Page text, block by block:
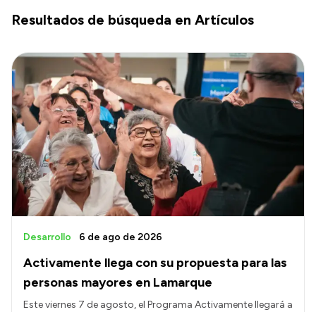
Función
Autoridades
Abogados de Judiciales y Control de Legalidad
Delegaciones
Revista Abogacía Pública
Contacto Institucional
Resultados de búsqueda en Artículos
Activamente llega con su propuesta para las
personas mayores en Lamarque
Desarrollo 6 de ago de 2026
Este viernes 7 de agosto, el Programa Activamente llegará a